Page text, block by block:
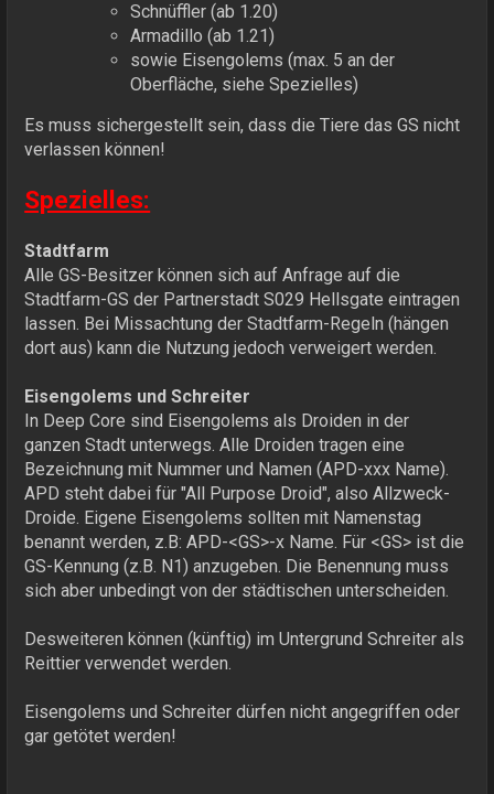
Schnüffler (ab 1.20)
Armadillo (ab 1.21)
sowie Eisengolems (max. 5 an der
Oberfläche, siehe Spezielles)
Es muss sichergestellt sein, dass die Tiere das GS nicht
verlassen können!
Spezielles:
Stadtfarm
Alle GS-Besitzer können sich auf Anfrage auf die
Stadtfarm-GS der Partnerstadt S029 Hellsgate eintragen
lassen. Bei Missachtung der Stadtfarm-Regeln (hängen
dort aus) kann die Nutzung jedoch verweigert werden.
Eisengolems und Schreiter
In Deep Core sind Eisengolems als Droiden in der
ganzen Stadt unterwegs. Alle Droiden tragen eine
Bezeichnung mit Nummer und Namen (APD-xxx Name).
APD steht dabei für "All Purpose Droid", also Allzweck-
Droide. Eigene Eisengolems sollten mit Namenstag
benannt werden, z.B: APD-<GS>-x Name. Für <GS> ist die
GS-Kennung (z.B. N1) anzugeben. Die Benennung muss
sich aber unbedingt von der städtischen unterscheiden.
Desweiteren können (künftig) im Untergrund Schreiter als
Reittier verwendet werden.
Eisengolems und Schreiter dürfen nicht angegriffen oder
gar getötet werden!